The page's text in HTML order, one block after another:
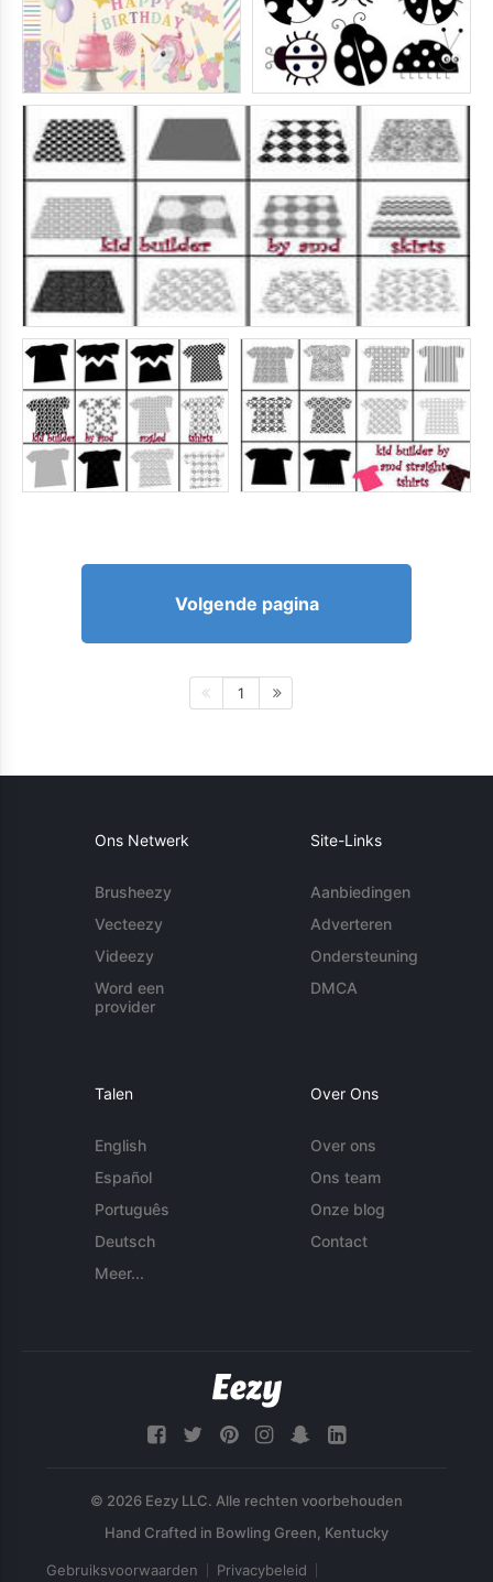
Volgende pagina
1
Ons Netwerk
Brusheezy
Vecteezy
Videezy
Word een
provider
Site-Links
Aanbiedingen
Adverteren
Ondersteuning
DMCA
Talen
English
Español
Português
Deutsch
Meer...
Over Ons
Over ons
Ons team
Onze blog
Contact
© 2026 Eezy LLC. Alle rechten voorbehouden
Gebruiksvoorwaarden Privacybeleid